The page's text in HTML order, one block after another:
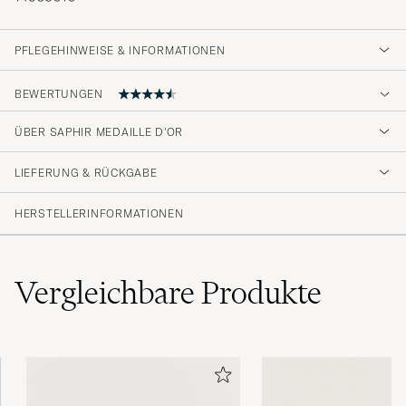
PFLEGEHINWEISE & INFORMATIONEN
BEWERTUNGEN
4.6
(33)
(1)
profesjonell butikk. Kjekt å handle i.
ÜBER SAPHIR MEDAILLE D'OR
LIEFERUNG & RÜCKGABE
HERSTELLERINFORMATIONEN
VergleichbareProdukte